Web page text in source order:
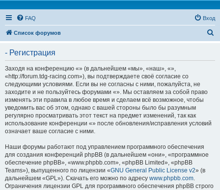
FAQ Вход
Список форумов
- Регистрация
Заходя на конференцию «» (в дальнейшем «мы», «наш», «»,
«http://forum.tdg-racing.com»), вы подтверждаете своё согласие со
следующими условиями. Если вы не согласны с ними, пожалуйста, не
заходите и не пользуйтесь форумами «». Мы оставляем за собой право
изменять эти правила в любое время и сделаем всё возможное, чтобы
уведомить вас об этом, однако с вашей стороны было бы разумным
регулярно просматривать этот текст на предмет изменений, так как
использование конференции «» после обновления/исправления условий
означает ваше согласие с ними.
Наши форумы работают под управлением программного обеспечения
для создания конференций phpBB (в дальнейшем «они», «программное
обеспечение phpBB», «www.phpbb.com», «phpBB Limited», «phpBB
Teams»), выпущенного по лицензии «GNU General Public License v2» (в
дальнейшем «GPL»). Скачать его можно по адресу www.phpbb.com.
Ограничения лицензии GPL для программного обеспечения phpBB строго